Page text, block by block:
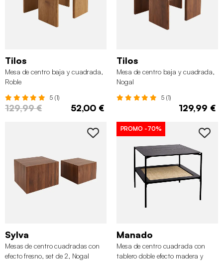
Tilos
Mesa de centro baja y cuadrada,
Roble
5 (1)
129,99 € 52,00 €
Tilos
Mesa de centro baja y cuadrada,
Nogal
5 (1)
129,99 €
Sylva
Mesas de centro cuadradas con
efecto fresno, set de 2, Nogal
PROMO -70%
Manado
Mesa de centro cuadrada con
tablero doble efecto madera y